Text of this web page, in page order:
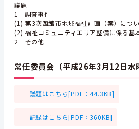
議題
1 調査事件
(1) 第3次函館市地域福祉計画（案）につ
(2) 福祉コミュニティエリア整備に係る基
2 その他
常任委員会（平成26年3月12日水
議題はこちら[PDF：44.3KB]
記録はこちら[PDF：360KB]